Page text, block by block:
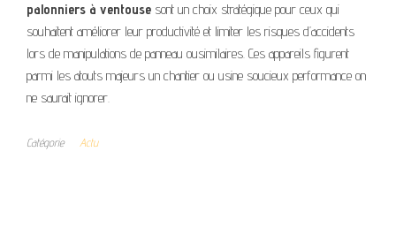
palonniers à ventouse sont un choix stratégique pour ceux qui
souhaitent améliorer leur productivité et limiter les risques d’accidents
lors de manipulations de panneau ousimilaires. Ces appareils figurent
parmi les atouts majeurs un chantier ou usine soucieux performance on
ne saurait ignorer.
Catégorie Actu